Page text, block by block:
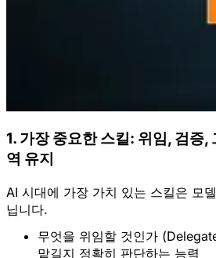
1. 가장 중요한 스킬: 위임, 검증,
역 유지
AI 시대에 가장 가치 있는 스킬은 모
닙니다.
무엇을 위임할 것인가
맡길지 정확히 판단하는 능력